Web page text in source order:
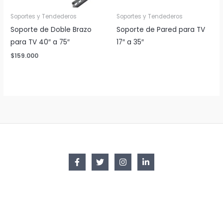
Soportes y Tendederos
Soporte de Doble Brazo
para TV 40″ a 75″
$159.000
Soportes y Tendederos
Soporte de Pared para TV
17″ a 35″